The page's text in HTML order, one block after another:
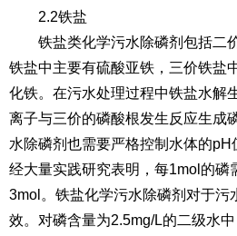
2.2铁盐
铁盐类化学污水除磷剂包括二
铁盐中主要有硫酸亚铁，三价铁盐
化铁。在污水处理过程中铁盐水解
离子与三价的磷酸根发生反应生成
水除磷剂也需要严格控制水体的pH
经大量实践研究表明，每1mol的磷
3mol。铁盐化学污水除磷剂对于污
效。对磷含量为2.5mg/L的二级水